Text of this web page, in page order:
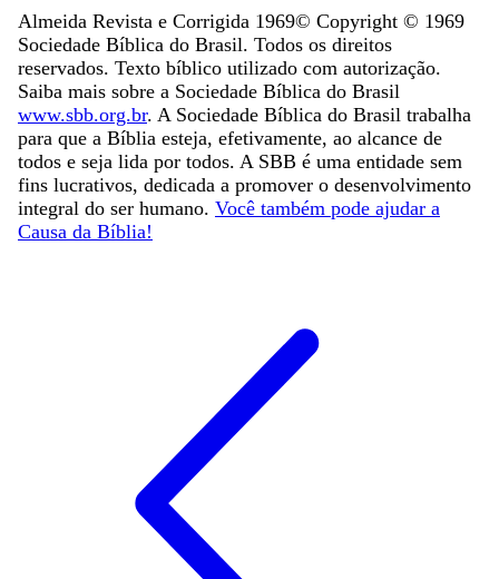
Almeida Revista e Corrigida 1969© Copyright © 1969
Sociedade Bíblica do Brasil. Todos os direitos
reservados. Texto bíblico utilizado com autorização.
Saiba mais sobre a Sociedade Bíblica do Brasil
www.sbb.org.br. A Sociedade Bíblica do Brasil trabalha
para que a Bíblia esteja, efetivamente, ao alcance de
todos e seja lida por todos. A SBB é uma entidade sem
fins lucrativos, dedicada a promover o desenvolvimento
integral do ser humano. Você também pode ajudar a
Causa da Bíblia!